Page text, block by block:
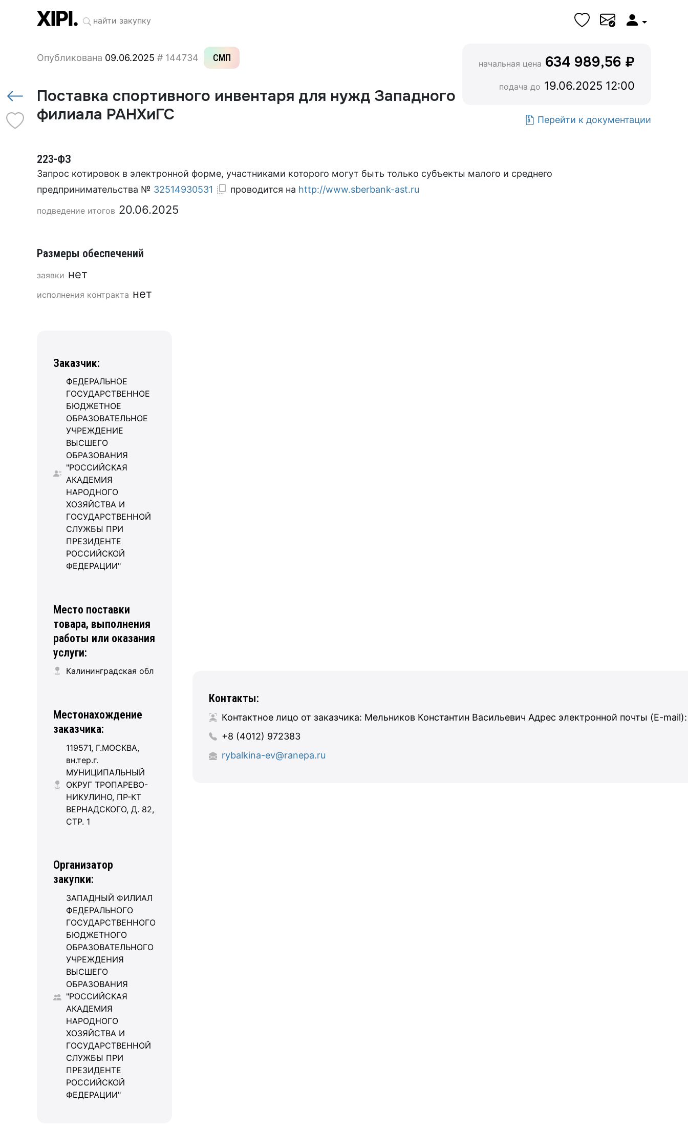
Опубликована 09.06.2025 # 144734 СМП
Поставка спортивного инвентаря для нужд Западного
филиала РАНХиГС
начальная цена 634 989,56 ₽
подача до 19.06.2025 12:00
Перейти к документации
223-ФЗ
Запрос котировок в электронной форме, участниками которого могут быть только субъекты малого и среднего
предпринимательства № 32514930531 проводится на http://www.sberbank-ast.ru
подведение итогов 20.06.2025
Размеры обеспечений
заявки нет
исполнения контракта нет
Заказчик:
ФЕДЕРАЛЬНОЕ
ГОСУДАРСТВЕННОЕ
БЮДЖЕТНОЕ
ОБРАЗОВАТЕЛЬНОЕ
УЧРЕЖДЕНИЕ
ВЫСШЕГО
ОБРАЗОВАНИЯ
"РОССИЙСКАЯ
АКАДЕМИЯ
НАРОДНОГО
ХОЗЯЙСТВА И
ГОСУДАРСТВЕННОЙ
СЛУЖБЫ ПРИ
ПРЕЗИДЕНТЕ
РОССИЙСКОЙ
ФЕДЕРАЦИИ"
Место поставки
товара, выполнения
работы или оказания
услуги:
Калининградская обл
Местонахождение
заказчика:
119571, Г.МОСКВА,
вн.тер.г.
МУНИЦИПАЛЬНЫЙ
ОКРУГ ТРОПАРЕВО-
НИКУЛИНО, ПР-КТ
ВЕРНАДСКОГО, Д. 82,
СТР. 1
Организатор
закупки:
ЗАПАДНЫЙ ФИЛИАЛ
ФЕДЕРАЛЬНОГО
ГОСУДАРСТВЕННОГО
БЮДЖЕТНОГО
ОБРАЗОВАТЕЛЬНОГО
УЧРЕЖДЕНИЯ
ВЫСШЕГО
ОБРАЗОВАНИЯ
"РОССИЙСКАЯ
АКАДЕМИЯ
НАРОДНОГО
ХОЗЯЙСТВА И
ГОСУДАРСТВЕННОЙ
СЛУЖБЫ ПРИ
ПРЕЗИДЕНТЕ
РОССИЙСКОЙ
ФЕДЕРАЦИИ"
Контакты:
Контактное лицо от заказчика: Мельников Константин Васильевич Адрес электронной почты (E-
+8 (4012) 972383
rybalkina-ev@ranepa.ru